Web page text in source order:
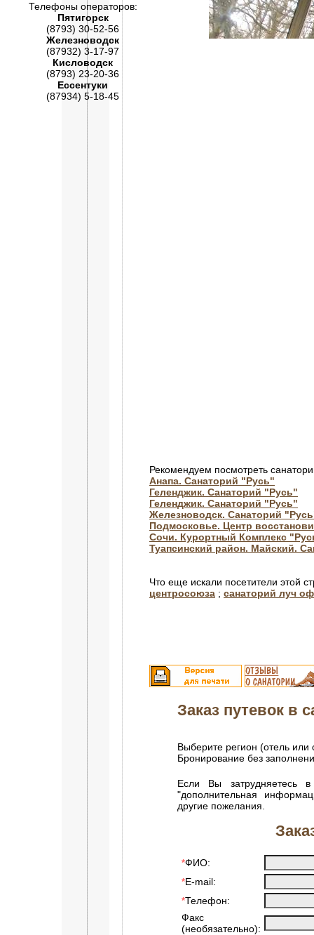
Телефоны операторов:
Пятигорск
(8793) 30-52-56
Железноводск
(87932) 3-17-97
Кисловодск
(8793) 23-20-36
Ессентуки
(87934) 5-18-45
Рекомендуем посмотреть
Анапа. Санаторий "Русь"
Геленджик. Санаторий "Русь"
Геленджик. Санаторий "Русь"
Железноводск. Санаторий
Подмосковье. Центр
Сочи. Курортный Комплекс
Туапсинский район. Майский.
Что еще искали посетители этой
центросоюза ; санаторий луч
Заказ путевок в
Выберите регион (отель или
Бронирование без
Если Вы затрудняетесь
"дополнительная
другие пожелания.
*ФИО:
*E-mail:
*Телефон:
Факс
(необязательно):